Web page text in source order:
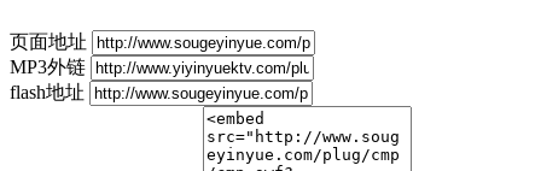
页面地址
MP3外链
flash地址